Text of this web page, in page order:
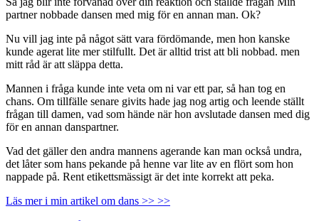
partner nobbade dansen med mig för en annan man. Ok?
Nu vill jag inte på något sätt vara fördömande, men hon kanske
kunde agerat lite mer stilfullt. Det är alltid trist att bli nobbad. men
mitt råd är att släppa detta.
Mannen i fråga kunde inte veta om ni var ett par, så han tog en
chans. Om tillfälle senare givits hade jag nog artig och leende ställt
frågan till damen, vad som hände när hon avslutade dansen med dig
för en annan danspartner.
Vad det gäller den andra mannens agerande kan man också undra,
det låter som hans pekande på henne var lite av en flört som hon
nappade på. Rent etikettsmässigt är det inte korrekt att peka.
Läs mer i min artikel om dans >> >>